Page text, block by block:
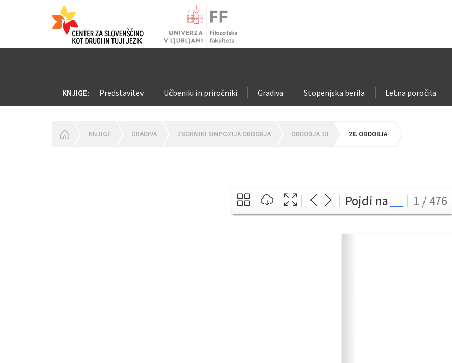
KNJIGE: Predstavitev Učbeniki in priročniki Gradiva Stopenjska berila Letna poročila
HOMEPAGE
KNJIGE GRADIVA ZBORNIKI SIMPOZIJA OBDOBJA OBDOBJA 28 28. OBDOBJA
Pojdi na 1 / 476